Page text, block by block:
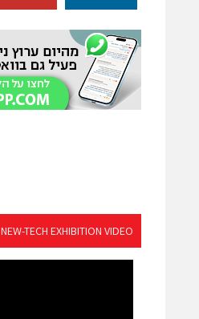
NEW-TECH EXHIBITION VIDEO